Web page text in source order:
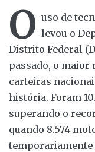
O uso de
levou o
Distrito Federal
passado, o maior
carteiras
história. Foram
superando o
quando 8.574